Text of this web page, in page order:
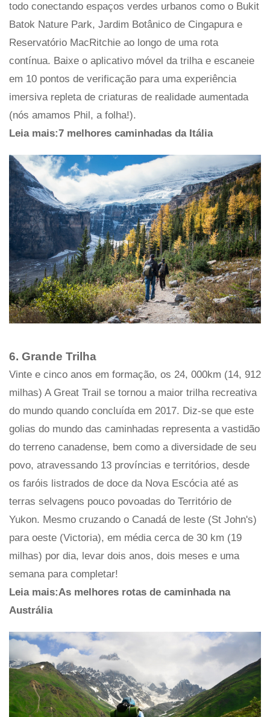
todo conectando espaços verdes urbanos como o Bukit
Batok Nature Park, Jardim Botânico de Cingapura e
Reservatório MacRitchie ao longo de uma rota
contínua. Baixe o aplicativo móvel da trilha e escaneie
em 10 pontos de verificação para uma experiência
imersiva repleta de criaturas de realidade aumentada
(nós amamos Phil, a folha!).
Leia mais:7 melhores caminhadas da Itália
6. Grande Trilha
Vinte e cinco anos em formação, os 24, 000km (14, 912
milhas) A Great Trail se tornou a maior trilha recreativa
do mundo quando concluída em 2017. Diz-se que este
golias do mundo das caminhadas representa a vastidão
do terreno canadense, bem como a diversidade de seu
povo, atravessando 13 províncias e territórios, desde
os faróis listrados de doce da Nova Escócia até as
terras selvagens pouco povoadas do Território de
Yukon. Mesmo cruzando o Canadá de leste (St John's)
para oeste (Victoria), em média cerca de 30 km (19
milhas) por dia, levar dois anos, dois meses e uma
semana para completar!
Leia mais:As melhores rotas de caminhada na
Austrália